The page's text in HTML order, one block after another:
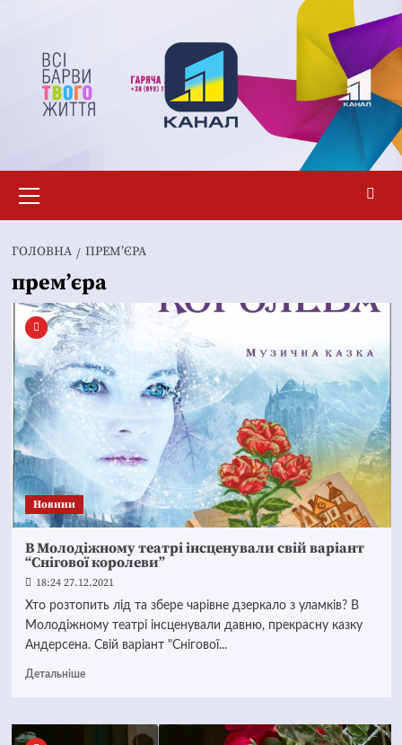
вмісту
меню
ГОЛОВНА ПРЕМ’ЄРА
прем’єра
Новини
В Молодіжному театрі інсценували свій варіант
“Снігової королеви”
18:24 27.12.2021
Хто розтопить лід та збере чарівне дзеркало з уламків? В
Молодіжному театрі інсценували давню, прекрасну казку
Андерсена. Свій варіант "Снігової...
Детальніше